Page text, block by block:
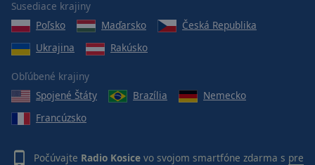
Susediace krajiny
Poľsko
Maďarsko
Česká Republika
Ukrajina
Rakúsko
Obľúbené krajiny
Spojené Štáty
Brazília
Nemecko
Francúzsko
Počúvajte Radio Kosice vo svojom smartfóne zdarma s pre